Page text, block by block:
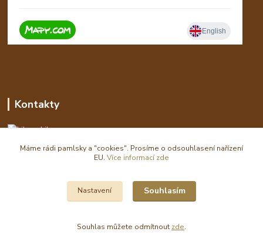
Kontakty
Libor
eshop(zavináč)waldi.cz
Máme rádi pamlsky a "cookies". Prosíme o odsouhlasení nařízení
EU. Více informací zde
Nastavení Souhlasím
Souhlas můžete odmítnout zde.